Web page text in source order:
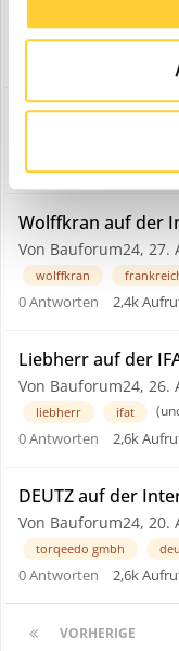
Swecon@Nordbau
Von Oliver SWB,2.
2. Norddeutsche
2.
0
Wolffkran auf der
Von Bauforum24, 27.
wolffkran
0Antworten 2,4k
Liebherr auf der
Von Bauforum24, 26.
liebherr ifat
0Antworten 2,6k
DEUTZ auf der
Von Bauforum24, 20.
torqeedo gmbh
0Antworten 2,6k
VORHERIGE